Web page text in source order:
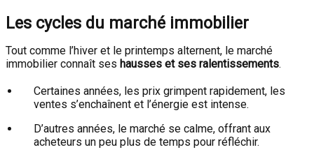
Les cycles du marché immobilier
Tout comme l’hiver et le printemps alternent, le marché
immobilier connaît ses hausses et ses ralentissements.
Certaines années, les prix grimpent rapidement, les
ventes s’enchaînent et l’énergie est intense.
D’autres années, le marché se calme, offrant aux
acheteurs un peu plus de temps pour réfléchir.